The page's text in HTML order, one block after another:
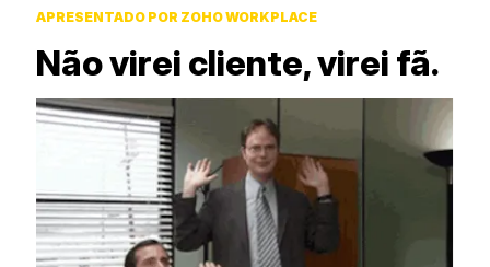
APRESENTADO POR ZOHO WORKPLACE
Não virei cliente, virei fã.